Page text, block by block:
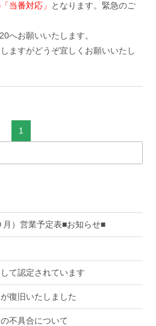
当番対応」 となります。緊急のご
へお願いいたします。
ますがどうぞ宜しくお願いいたし
1
月）営業予定表■お知らせ■
て認定されています
復旧いたしました
不具合について